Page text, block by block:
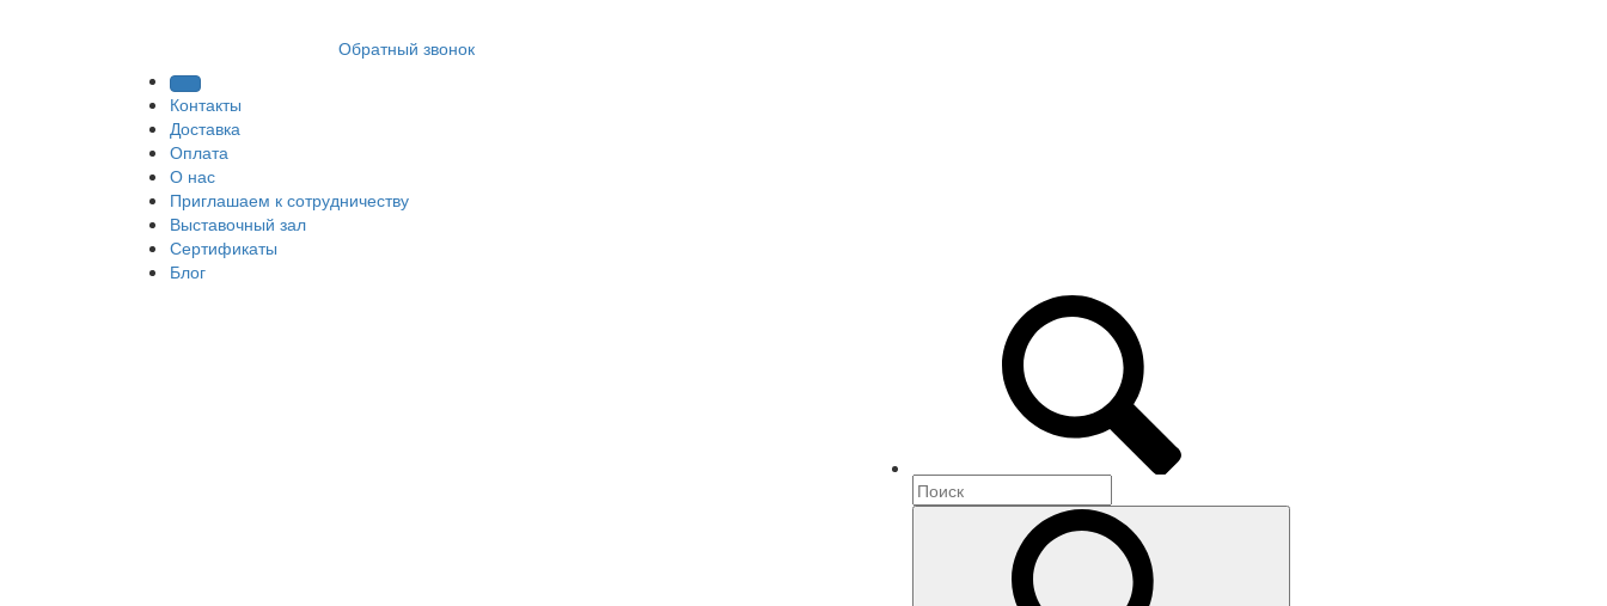
Обратный звонок
Контакты
Доставка
Оплата
О нас
Приглашаем к сотрудничеству
Выставочный зал
Сертификаты
Блог